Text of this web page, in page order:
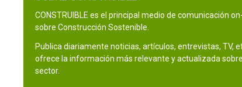
CONSTRUIBLE es el principal medio de comunicación
sobre Construcción Sostenible.
Publica diariamente noticias, artículos, entrevistas, TV,
ofrece la información más relevante y actualizada sobre
sector.